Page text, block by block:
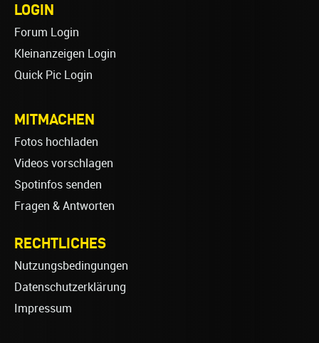
LOGIN
Forum Login
Kleinanzeigen Login
Quick Pic Login
MITMACHEN
Fotos hochladen
Videos vorschlagen
Spotinfos senden
Fragen & Antworten
RECHTLICHES
Nutzungsbedingungen
Datenschutzerklärung
Impressum